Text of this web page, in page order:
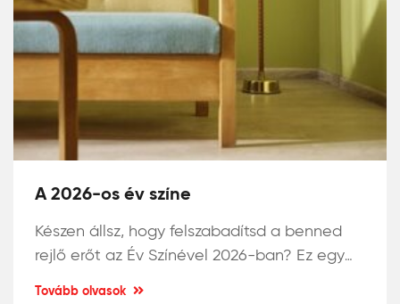
A 2026-os év színe
Készen állsz, hogy felszabadítsd a benned
rejlő erőt az Év Színével 2026-ban? Ez egy
Tovább olvasok